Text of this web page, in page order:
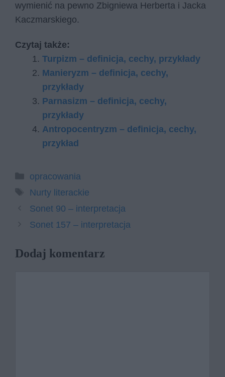
wymienić na pewno Zbigniewa Herberta i Jacka
Kaczmarskiego.
Czytaj także:
Turpizm – definicja, cechy, przykłady
Manieryzm – definicja, cechy,
przykłady
Parnasizm – definicja, cechy,
przykłady
Antropocentryzm – definicja, cechy,
przykład
Kategorie
opracowania
Tagi
Nurty literackie
Sonet 90 – interpretacja
Sonet 157 – interpretacja
Dodaj komentarz